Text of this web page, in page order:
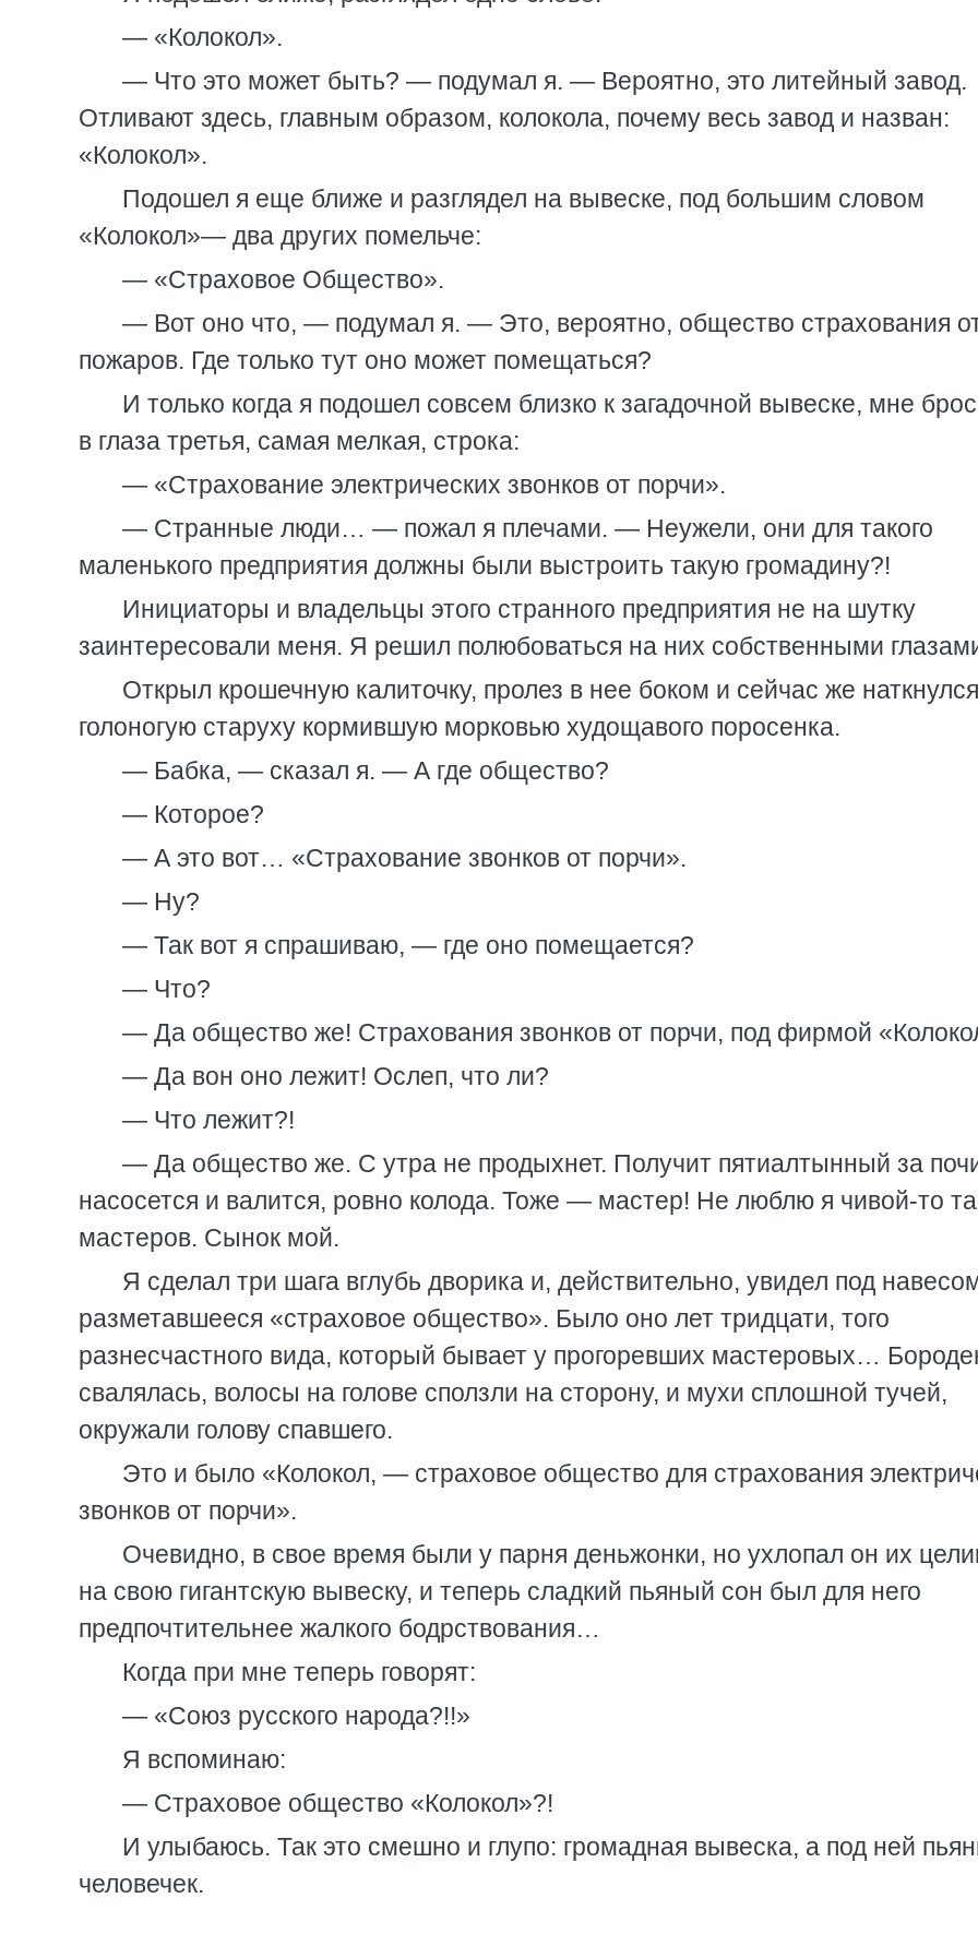
— «Колокол».
— Что это может быть? — подумал я. — Вероятно, это литейный завод.
Отливают здесь, главным образом, колокола, почему весь завод и назван:
«Колокол».
Подошел я еще ближе и разглядел на вывеске, под большим словом
«Колокол»— два других помельче:
— «Страховое Общество».
— Вот оно что, — подумал я. — Это, вероятно, общество страхования
пожаров. Где только тут оно может помещаться?
И только когда я подошел совсем близко к загадочной вывеске, мне
в глаза третья, самая мелкая, строка:
— «Страхование электрических звонков от порчи».
— Странные люди… — пожал я плечами. — Неужели, они для такого
маленького предприятия должны были выстроить такую громадину?!
Инициаторы и владельцы этого странного предприятия не на шутку
заинтересовали меня. Я решил полюбоваться на них собственными
Открыл крошечную калиточку, пролез в нее боком и сейчас же
голоногую старуху кормившую морковью худощавого поросенка.
— Бабка, — сказал я. — А где общество?
— Которое?
— А это вот… «Страхование звонков от порчи».
— Ну?
— Так вот я спрашиваю, — где оно помещается?
— Что?
— Да общество же! Страхования звонков от порчи, под фирмой
— Да вон оно лежит! Ослеп, что ли?
— Что лежит?!
— Да общество же. С утра не продыхнет. Получит пятиалтынный за
насосется и валится, ровно колода. Тоже — мастер! Не люблю я чивой-то
мастеров. Сынок мой.
Я сделал три шага вглубь дворика и, действительно, увидел под
разметавшееся «страховое общество». Было оно лет тридцати, того
разнесчастного вида, который бывает у прогоревших мастеровых…
свалялась, волосы на голове сползли на сторону, и мухи сплошной тучей,
окружали голову спавшего.
Это и было «Колокол, — страховое общество для страхования
звонков от порчи».
Очевидно, в свое время были у парня деньжонки, но ухлопал он их
на свою гигантскую вывеску, и теперь сладкий пьяный сон был для него
предпочтительнее жалкого бодрствования…
Когда при мне теперь говорят:
— «Союз русского народа?!!»
Я вспоминаю:
— Страховое общество «Колокол»?!
И улыбаюсь. Так это смешно и глупо: громадная вывеска, а под ней
человечек.